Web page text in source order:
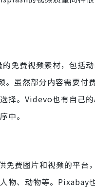
免费视频素材，包括
。虽然部分内容需要付
择。Videvo也有自己
中。
免费图片和视频的平台
物、动物等。Pixabay